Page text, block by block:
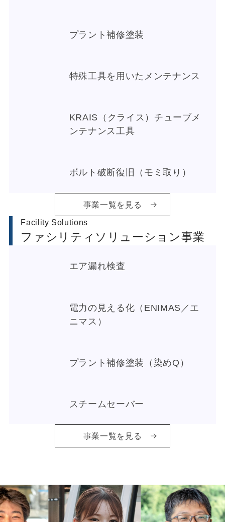
プラント補修塗装
特殊工具を用いたメンテナンス
KRAIS（クライス）チューブメ
ンテナンス工具
ボルト破断復旧（モミ取り）
事業一覧を見る
Facility Solutions
ファシリティソリューション事業
エア漏れ検査
電力の見える化（ENIMAS／エ
ニマス）
プラント補修塗装（染めQ）
スチームセーバー
事業一覧を見る